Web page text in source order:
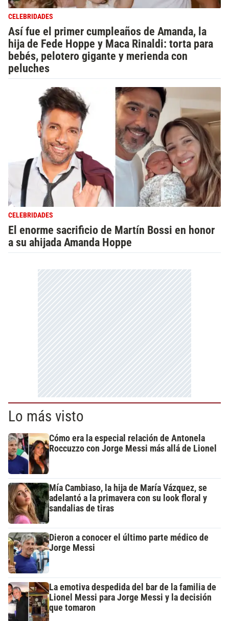
CELEBRIDADES
Así fue el primer cumpleaños de Amanda, la
hija de Fede Hoppe y Maca Rinaldi: torta para
bebés, pelotero gigante y merienda con
peluches
CELEBRIDADES
El enorme sacrificio de Martín Bossi en honor
a su ahijada Amanda Hoppe
Lo más visto
Cómo era la especial relación de Antonela
Roccuzzo con Jorge Messi más allá de Lionel
Mía Cambiaso, la hija de María Vázquez, se
adelantó a la primavera con su look floral y
sandalias de tiras
Dieron a conocer el último parte médico de
Jorge Messi
La emotiva despedida del bar de la familia de
Lionel Messi para Jorge Messi y la decisión
que tomaron